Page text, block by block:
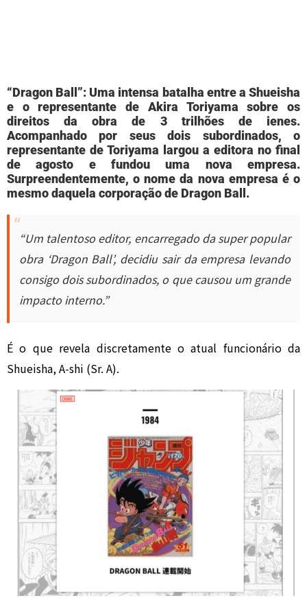
“Dragon Ball”: Uma intensa batalha entre a Shueisha
e o representante de Akira Toriyama sobre os
direitos da obra de 3 trilhões de ienes.
Acompanhado por seus dois subordinados, o
representante de Toriyama largou a editora no final
de agosto e fundou uma nova empresa.
Surpreendentemente, o nome da nova empresa é o
mesmo daquela corporação de Dragon Ball.
“Um talentoso editor, encarregado da super popular
obra ‘Dragon Ball’, decidiu sair da empresa levando
consigo dois subordinados, o que causou um grande
impacto interno.”
É o que revela discretamente o atual funcionário da
Shueisha, A-shi (Sr. A).